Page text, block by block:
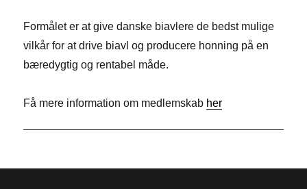
oe
n
t
r
Formålet er at give danske biavlere de bedst mulige
vilkår for at drive biavl og producere honning på en
bæredygtig og rentabel måde.
Få mere information om medlemskab her